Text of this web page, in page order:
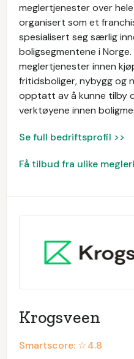
meglertjenester over
organisert som et
spesialisert seg særlig
boligsegmentene i
meglertjenester innen
fritidsboliger, nybygg og
opptatt av å kunne tilby
verktøyene innen
Se full bedriftsprofil >>
Få tilbud fra ulike
Krogsveen
Smartscore: ☆4.8